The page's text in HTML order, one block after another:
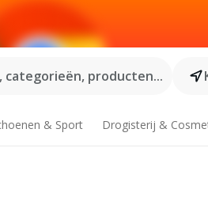
categorieën, producten...
& Sport Drogisterij &